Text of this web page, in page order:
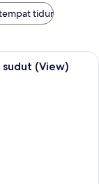
tidur
Tempat Tidur King,
sudut (View)